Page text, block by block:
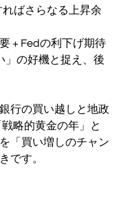
ばさらなる上昇余
+ Fedの利下げ期待
」の好機と捉え、後
行の買い越しと地政
略的黄金の年」と
「買い増しのチャン
です。